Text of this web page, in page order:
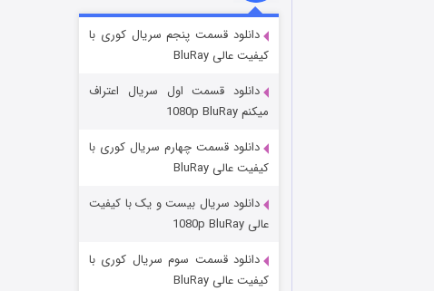
قسمت۲ (زیرنویس) منتشر شد
مردگان متحرک: شهر مرده ۳
دانلود قسمت پنجم سریال کوری با
کیفیت عالی BluRay
دانلود قسمت اول سریال اعتراف
میکنم 1080p BluRay
دانلود قسمت چهارم سریال کوری با
کیفیت عالی BluRay
دانلود سریال بیست و یک با کیفیت
عالی 1080p BluRay
دانلود قسمت سوم سریال کوری با
کیفیت عالی BluRay